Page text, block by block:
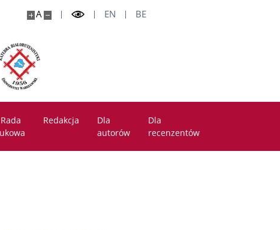
A EN BE
Rada
Redakcja
Dla
autorów
Dla
recenzentów